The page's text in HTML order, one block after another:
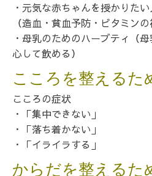
・元気な赤ちゃんを授かりた
（造血・貧血予防・ビタミン
・母乳のためのハーブティ（
心して飲める）
こころを整えるた
こころの症状
・「集中できない」
・「落ち着かない」
・「イライラする」
からだを整えるた